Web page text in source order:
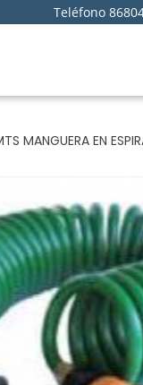
Teléfono
MANGUERA EN